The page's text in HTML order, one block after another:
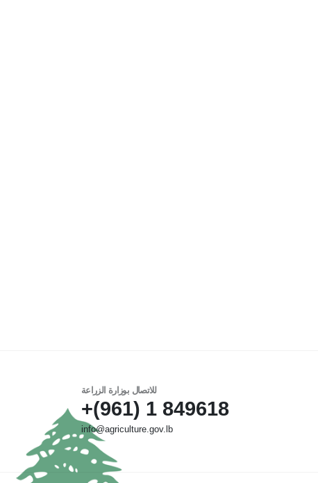
للاتصال بوزارة الزراعة
849618 1 (961)+
info@agriculture.gov.lb